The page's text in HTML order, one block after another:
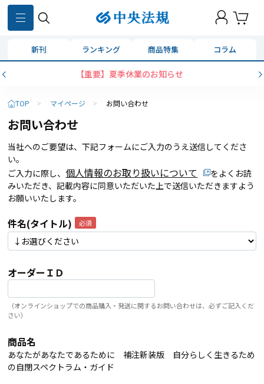
新刊 ランキング 商品特集 コラム
【重要】夏季休業のお知らせ
TOP > マイページ > お問い合わせ
お問い合わせ
当社へのご要望は、下記フォームにご入力のうえ送信してくださ
い。
ご入力に際し、 個人情報のお取り扱いについて
をよくお読
みいただき、記載内容に同意いただいた上で送信いただきますよう
お願いいたします。
件名(タイトル)
オーダーＩＤ
（オンラインショップでの商品購入・発送に関するお問い合わせは、必ずご記入くだ
さい）
商品名
あなたがあなたであるために 補注新装版 自分らしく生きるため
の自閉スペクトラム・ガイド